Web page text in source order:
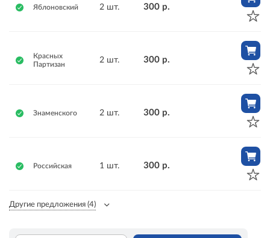
Яблоновский 2 шт. 300 р.
Красных
Партизан
2 шт. 300 р.
Знаменского 2 шт. 300 р.
Российская 1 шт. 300 р.
Другие предложения (4)